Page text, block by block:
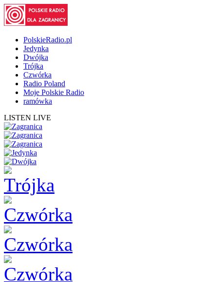
PolskieRadio.pl
Jedynka
Dwójka
Trójka
Czwórka
Radio Poland
Moje Polskie Radio
ramówka
LISTEN LIVE